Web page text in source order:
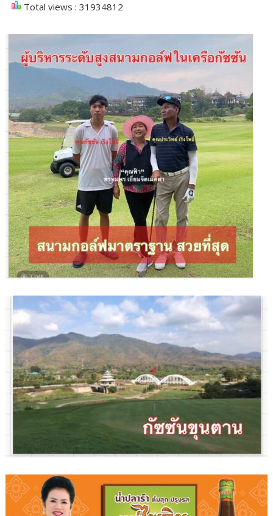
Total views : 31934812